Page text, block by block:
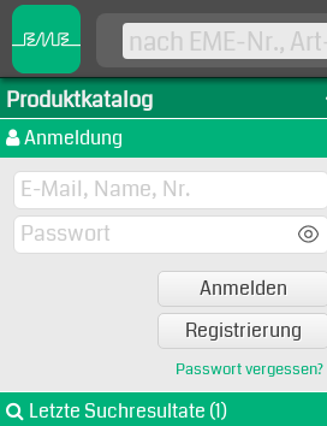
Produktkatalog
Anmeldung
Anmelden
Registrierung
Passwort vergessen?
Letzte Suchresultate (1)